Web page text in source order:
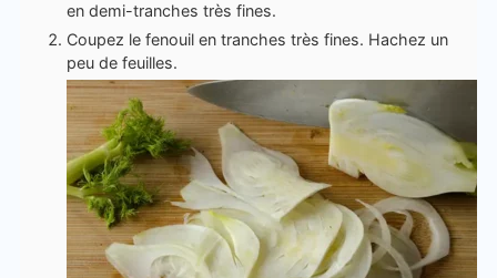
en demi-tranches très fines.
Coupez le fenouil en tranches très fines. Hachez un
peu de feuilles.